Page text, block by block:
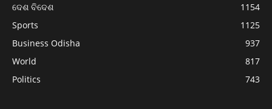
ଦେଶ ବିଦେଶ
1154
Sports
1125
Business Odisha
937
World
817
Politics
743